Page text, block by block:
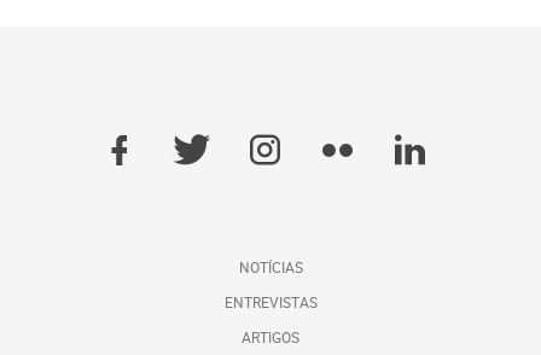
NOTÍCIAS
ENTREVISTAS
ARTIGOS